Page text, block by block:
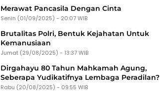
Merawat Pancasila Dengan Cinta
Senin (01/09/2025) - 20:07 WIB
Brutalitas Polri, Bentuk Kejahatan Untuk
Kemanusiaan
Jumat (29/08/2025) - 13:37 WIB
Dirgahayu 80 Tahun Mahkamah Agung,
Seberapa Yudikatifnya Lembaga Peradilan?
Rabu (20/08/2025) - 09:55 WIB